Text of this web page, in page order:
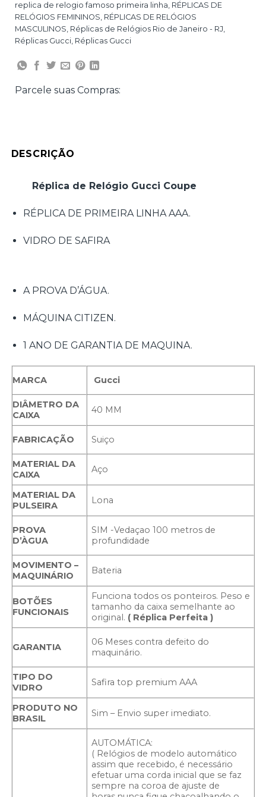
replica de relogio famoso primeira linha, RÉPLICAS DE
RELÓGIOS FEMININOS, RÉPLICAS DE RELÓGIOS
MASCULINOS, Réplicas de Relógios Rio de Janeiro - RJ,
Réplicas Gucci, Réplicas Gucci
Parcele suas Compras:
DESCRIÇÃO
Réplica de Relógio Gucci Coupe
RÉPLICA DE PRIMEIRA LINHA AAA.
VIDRO DE SAFIRA
A PROVA D’ÁGUA.
MÁQUINA CITIZEN.
1 ANO DE GARANTIA DE MAQUINA.
MARCA Gucci
DIÂMETRO DA
CAIXA
40 MM
FABRICAÇÃO Suiço
MATERIAL DA
CAIXA
Aço
MATERIAL DA
PULSEIRA
Lona
PROVA
D’ÀGUA
SIM -Vedaçao 100 metros de
profundidade
MOVIMENTO –
MAQUINÁRIO
Bateria
BOTÕES
FUNCIONAIS
Funciona todos os ponteiros. Peso e
tamanho da caixa semelhante ao
original. ( Réplica Perfeita )
GARANTIA
06 Meses contra defeito do
maquinário.
TIPO DO
VIDRO
Safira top premium AAA
PRODUTO NO
BRASIL
Sim – Envio super imediato.
AUTOMÁTICA:
( Relógios de modelo automático
assim que recebido, é necessário
efetuar uma corda inicial que se faz
sempre na coroa de ajuste de